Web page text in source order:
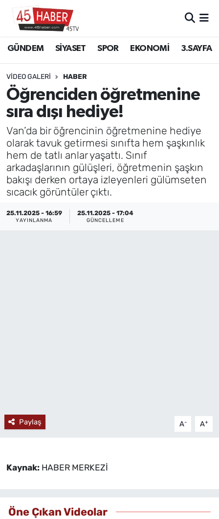
GÜNDEM SİYASET SPOR EKONOMİ 3.SAYFA
VIDEO GALERI HABER
Öğrenciden öğretmenine
sıra dışı hediye!
Van’da bir öğrencinin öğretmenine hediye
olarak tavuk getirmesi sınıfta hem şaşkınlık
hem de tatlı anlar yaşattı. Sınıf
arkadaşlarının gülüşleri, öğretmenin şaşkın
bakışı derken ortaya izleyenleri gülümseten
sıcacık görüntüler çıktı.
25.11.2025 - 16:59
YAYINLANMA
25.11.2025 - 17:04
GÜNCELLEME
Paylaş A- A+
Kaynak: HABER MERKEZİ
Öne Çıkan Videolar
SİYASET
SPOR
EKONOMİ
3.SAYFA
EĞİTİM
SAĞLIK
YAŞAM
Manisa Hava Durumu
Manisa Namaz Vakitleri
Manisa Trafik Yoğunluk Haritası
Süper Lig Puan Durumu ve Fikstür
Tüm Manşetler
Son Dakika Haberleri
Haber Arşivi